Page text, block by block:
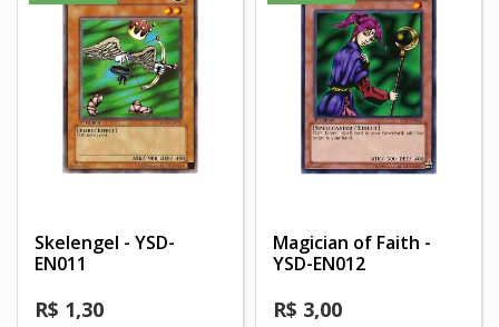
Skelengel - YSD-
EN011
R$ 1,30
Magician of Faith -
YSD-EN012
R$ 3,00